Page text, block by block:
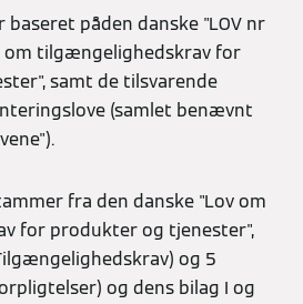
påden danske "LOV nr
om tilgængelighedskrav for
samt de tilsvarende
(samlet benævnt
fra den danske "Lov om
for produkter og tjenester",
og 5
og dens bilag I og